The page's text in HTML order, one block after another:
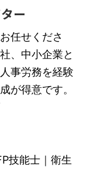
ー
任せくださ
、中小企業と
事労務を経験
が得意です。
技能士｜衛生